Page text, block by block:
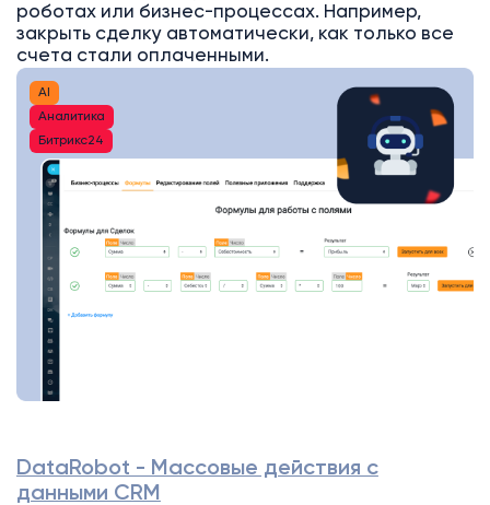
роботах или бизнес-процессах. Например,
закрыть сделку автоматически, как только все
счета стали оплаченными.
AI
Аналитика
Битрикс24
DataRobot - Массовые действия с
данными CRM